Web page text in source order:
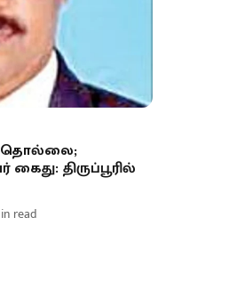
தொல்லை;
திருப்பூரில்
read